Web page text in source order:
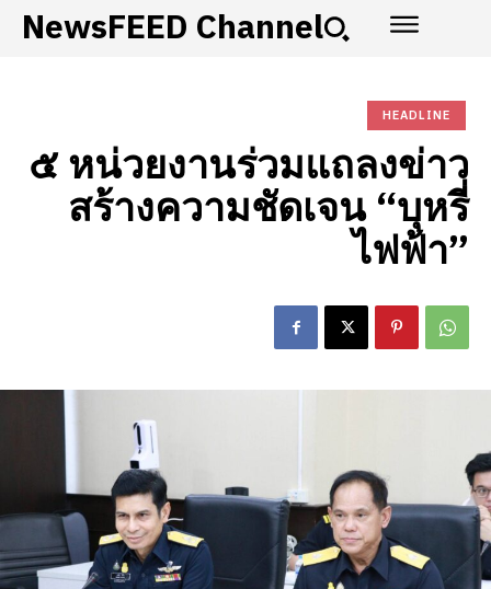
NewsFEED Channel
HEADLINE
๕ หน่วยงานร่วมแถลงข่าว
สร้างความชัดเจน “บุหรี่
ไฟฟ้า”